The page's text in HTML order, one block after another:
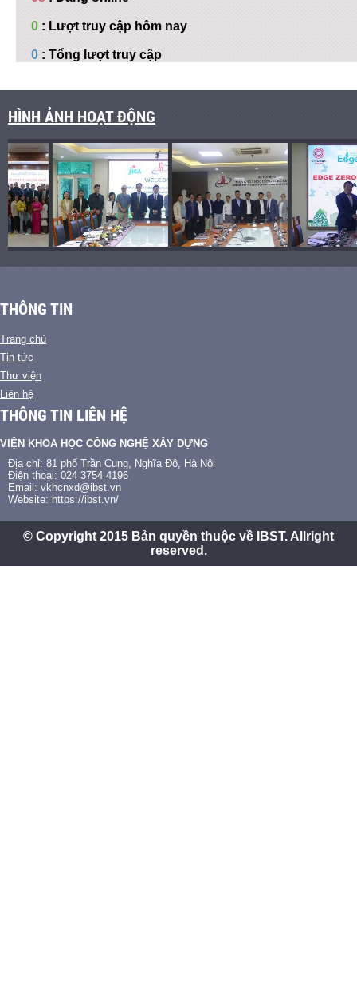
65 : Đang online
0 : Lượt truy cập hôm nay
HÌNH ẢNH HOẠT ĐỘNG
THÔNG TIN
Trang chủ
Tin tức
Thư viện
THÔNG TIN LIÊN HỆ
VIỆN KHOA HỌC CÔNG NGHỆ XÂY DỰNG
Địa chỉ: 81 phố Trần Cung, Nghĩa Đô, Hà Nội
Điện thoại: 024 3754 4196
Email: vkhcnxd@ibst.vn
Website: https://ibst.vn/
© Copyright 2015 Bản quyền thuộc về IBST. Allright